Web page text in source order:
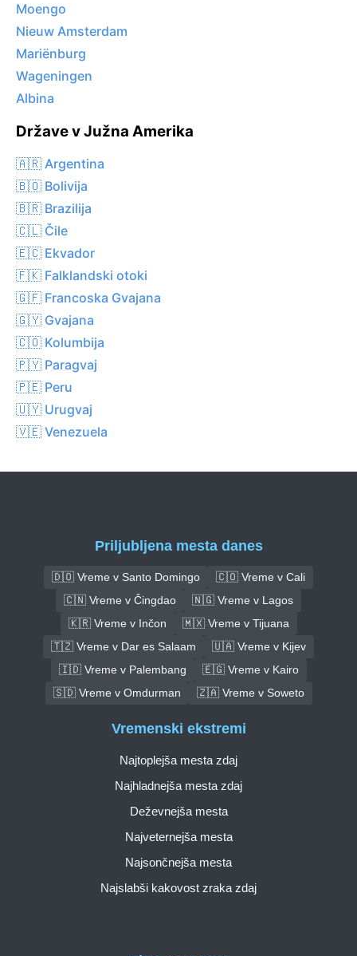
Moengo
Nieuw Amsterdam
Mariënburg
Wageningen
Albina
Države v Južna Amerika
🇦🇷 Argentina
🇧🇴 Bolivija
🇧🇷 Brazilija
🇨🇱 Čile
🇪🇨 Ekvador
🇫🇰 Falklandski otoki
🇬🇫 Francoska Gvajana
🇬🇾 Gvajana
🇨🇴 Kolumbija
🇵🇾 Paragvaj
🇵🇪 Peru
🇺🇾 Urugvaj
🇻🇪 Venezuela
Priljubljena mesta danes
🇩🇴 Vreme v Santo Domingo
🇨🇴 Vreme v Cali
🇨🇳 Vreme v Čingdao
🇳🇬 Vreme v Lagos
🇰🇷 Vreme v Inčon
🇲🇽 Vreme v Tijuana
🇹🇿 Vreme v Dar es Salaam
🇺🇦 Vreme v Kijev
🇮🇩 Vreme v Palembang
🇪🇬 Vreme v Kairo
🇸🇩 Vreme v Omdurman
🇿🇦 Vreme v Soweto
Vremenski ekstremi
Najtoplejša mesta zdaj
Najhladnejša mesta zdaj
Deževnejša mesta
Najveternejša mesta
Najsončnejša mesta
Najslabši kakovost zraka zdaj